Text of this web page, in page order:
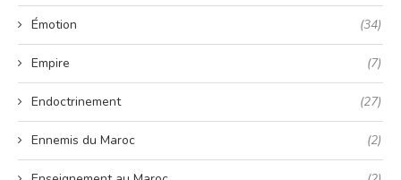
Émotion (34)
Empire (7)
Endoctrinement (27)
Ennemis du Maroc (2)